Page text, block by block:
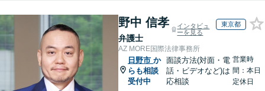
野中 信孝
弁護士
インタビュ
ーを見る
東京都
AZ MORE国際法律事務所
日野市 か
らも相談
受付中
面談方法(対面・電
話・ビデオなど)は
応相談
営業時
間：本日
定休日